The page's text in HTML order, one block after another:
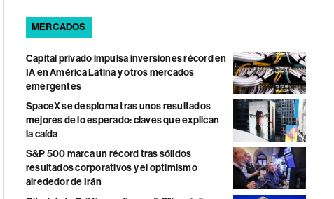
MERCADOS
Capital privado impulsa inversiones récord en
IA en América Latina y otros mercados
emergentes
SpaceX se desploma tras unos resultados
mejores de lo esperado: claves que explican
la caída
S&P 500 marca un récord tras sólidos
resultados corporativos y el optimismo
alrededor de Irán